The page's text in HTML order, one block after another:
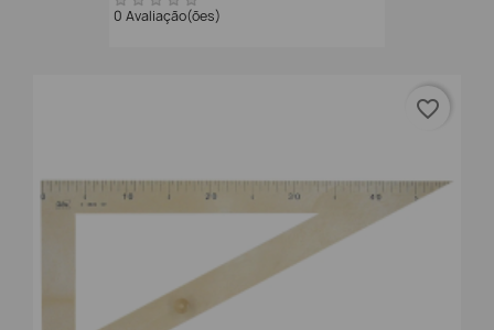
0 Avaliação(ões)
favorite_border